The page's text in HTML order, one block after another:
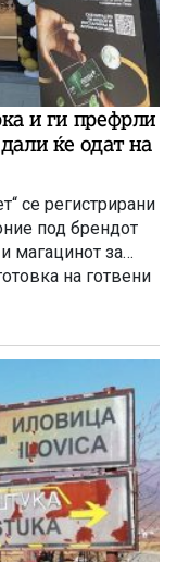
и ги префрли
ќе одат на
се регистрирани
под брендот
и магацинот за
на готвени
односно